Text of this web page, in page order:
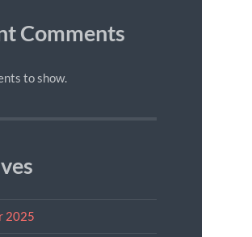
Comments
to show.
2025